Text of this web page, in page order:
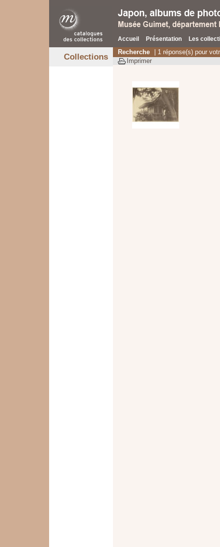
Accueil Présentation Les
Collections
Recherche
| 1 réponse(s) pour
Imprimer